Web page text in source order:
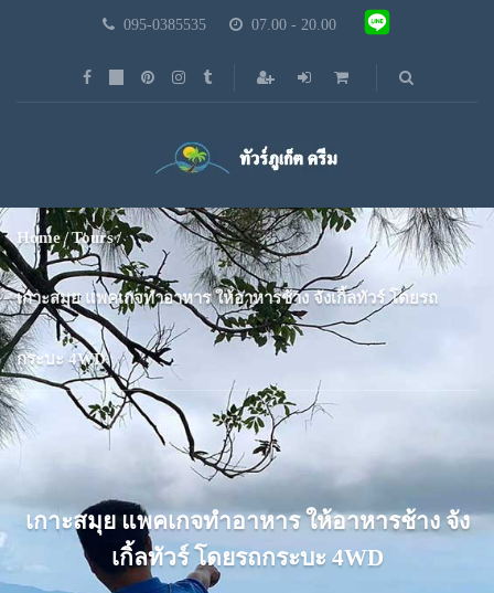
095-0385535 07.00 - 20.00
Home Tours
เกาะสมุย แพคเกจทำอาหาร ให้อาหารช้าง จังเกิ้ลทัวร์ โดยรถ
กระบะ 4WD
เกาะสมุย แพคเกจทำอาหาร ให้อาหารช้าง จัง
เกิ้ลทัวร์ โดยรถกระบะ 4WD